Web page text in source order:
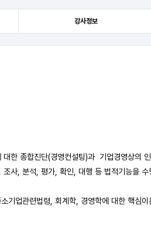
강사정보
대한 종합진단(경영컨설팅)과 기업경영상의
사, 분석, 평가, 확인, 대행 등 법적기능을 수
기업관련법령, 회계학, 경영학에 대한 핵심